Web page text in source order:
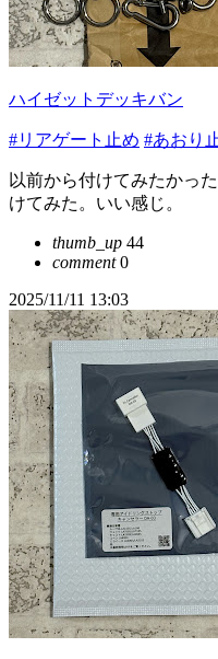
ハイゼットデッキバン
#リアゲート止め #あおり
以前から付けてみたかっ
けてみた。いい感じ。
thumb_up 44
comment0
2025/11/11 13:03